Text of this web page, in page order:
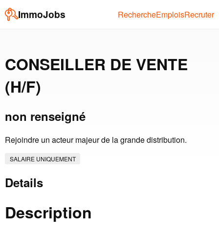
ImmoJobs RechercheEmploisRecruter
CONSEILLER DE VENTE
(H/F)
non renseigné
Rejoindre un acteur majeur de la grande distribution.
SALAIRE UNIQUEMENT
Details
Description